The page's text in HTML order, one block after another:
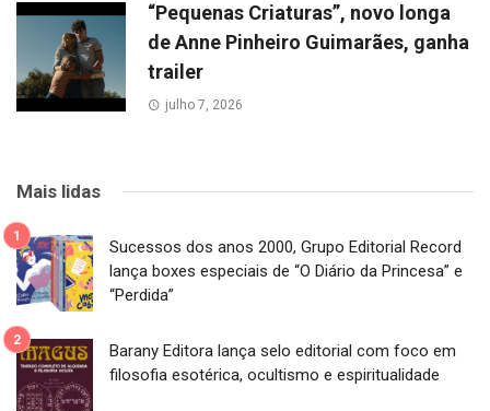
“Pequenas Criaturas”, novo longa
de Anne Pinheiro Guimarães, ganha
trailer
julho 7, 2026
Mais lidas
Sucessos dos anos 2000, Grupo Editorial Record
lança boxes especiais de “O Diário da Princesa” e
“Perdida”
Barany Editora lança selo editorial com foco em
filosofia esotérica, ocultismo e espiritualidade